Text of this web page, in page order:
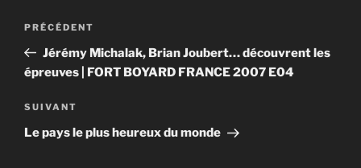
Navigation
l’article
Article
précédent
PRÉCÉDENT
Jérémy Michalak, Brian Joubert… découvrent les
épreuves | FORT BOYARD FRANCE 2007 E04
Article
suivant
SUIVANT
Le pays le plus heureux du monde